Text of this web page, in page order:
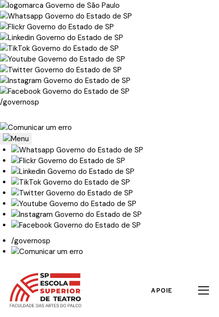
/governosp
/governosp
APOIE